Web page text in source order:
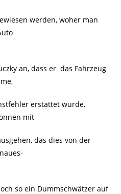
werden, woher man
an, dass er das Fahrzeug
erstattet wurde,
mit
das dies von der
so ein Dummschwätzer auf